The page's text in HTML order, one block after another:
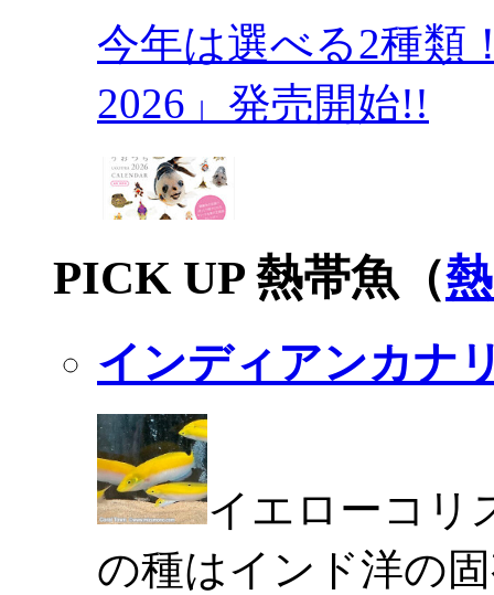
今年は選べる2種類
2026」発売開始!!
PICK UP 熱帯魚（
インディアンカナ
イエローコリ
の種はインド洋の